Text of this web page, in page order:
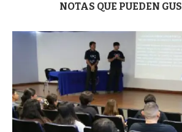
NOTAS QUE PUEDEN